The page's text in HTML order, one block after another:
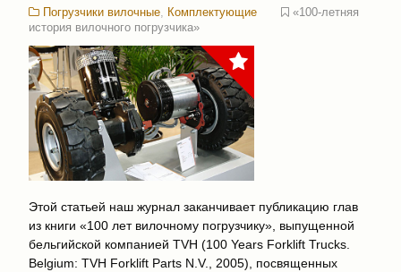
эксплуатации различных
типов тяговых
аккумуляторов
Погрузчики вилочные Комплектующие
«100-летняя
история вилочного погрузчика»
Этой статьей наш журнал заканчивает публикацию глав
из книги «100 лет вилочному погрузчику», выпущенной
бельгийской компанией TVH (100 Years Forklift Trucks.
Belgium: TVH Forklift Parts N.V., 2005), посвященных